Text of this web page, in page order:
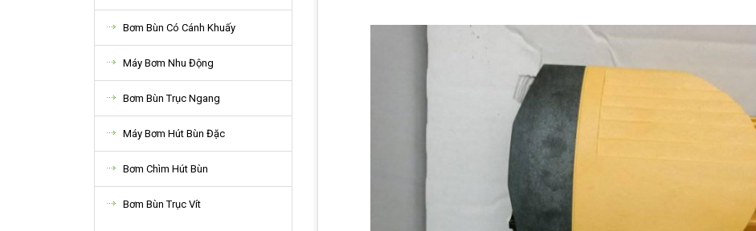
Bơm Bùn Có Cánh Khuấy
Máy Bơm Nhu Động
Bơm Bùn Trục Ngang
Máy Bơm Hút Bùn Đặc
Bơm Chìm Hút Bùn
Bơm Bùn Trục Vít